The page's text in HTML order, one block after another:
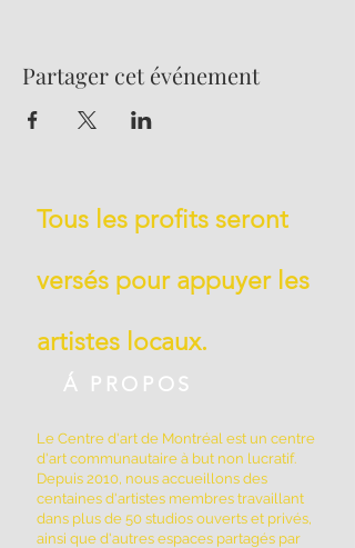
Partager cet événement
Tous les profits seront
versés pour appuyer les
artistes locaux.
Á PROPOS
Le Centre d'art de Montréal est un centre
d'art communautaire à but non lucratif.
Depuis 2010, nous accueillons des
centaines d'artistes membres travaillant
dans plus de 50 studios ouverts et privés,
ainsi que d'autres espaces partagés par